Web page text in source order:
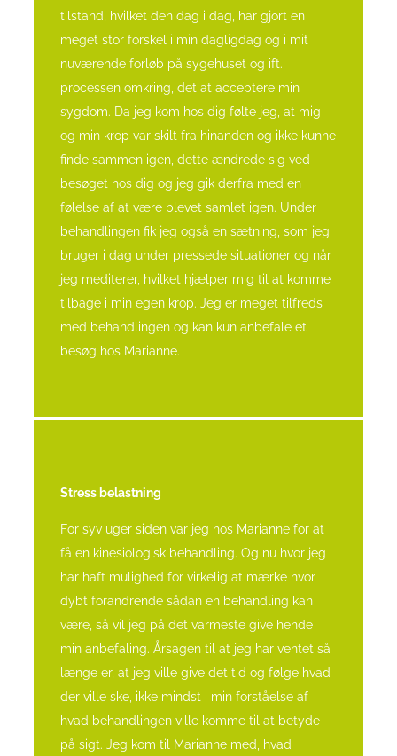
tilstand, hvilket den dag i dag, har gjort en
meget stor forskel i min dagligdag og i mit
nuværende forløb på sygehuset og ift.
processen omkring, det at acceptere min
sygdom. Da jeg kom hos dig følte jeg, at mig
og min krop var skilt fra hinanden og ikke kunne
finde sammen igen, dette ændrede sig ved
besøget hos dig og jeg gik derfra med en
følelse af at være blevet samlet igen. Under
behandlingen fik jeg også en sætning, som jeg
bruger i dag under pressede situationer og når
jeg mediterer, hvilket hjælper mig til at komme
tilbage i min egen krop. Jeg er meget tilfreds
med behandlingen og kan kun anbefale et
besøg hos Marianne.
Stress belastning
For syv uger siden var jeg hos Marianne for at
få en kinesiologisk behandling. Og nu hvor jeg
har haft mulighed for virkelig at mærke hvor
dybt forandrende sådan en behandling kan
være, så vil jeg på det varmeste give hende
min anbefaling. Årsagen til at jeg har ventet så
længe er, at jeg ville give det tid og følge hvad
der ville ske, ikke mindst i min forståelse af
hvad behandlingen ville komme til at betyde
på sigt. Jeg kom til Marianne med, hvad